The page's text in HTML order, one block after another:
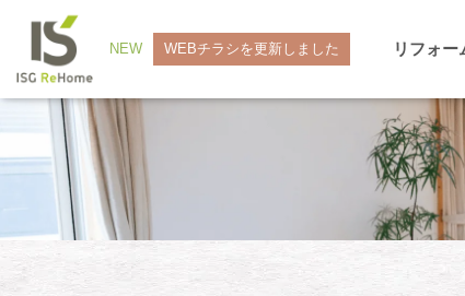
NEW WEBチラシを更新しました リフォー